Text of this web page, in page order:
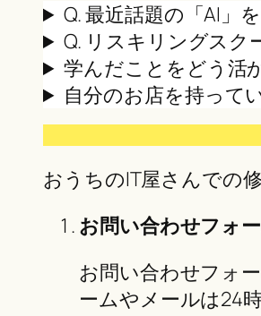
Q. 最近話題の「AI」
Q. リスキリングスク
学んだことをどう活
自分のお店を持って
おうちのIT屋さんでの
お問い合わせフォ
お問い合わせフォ
ームやメールは24